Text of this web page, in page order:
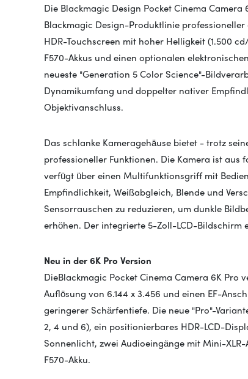
Die Blackmagic Design Pocket Cinema
Blackmagic Design-Produktlinie
HDR-Touchscreen mit hoher Helligkeit (1.500
F570-Akkus und einen optionalen
neueste "Generation 5 Color Science"-
Dynamikumfang und doppelter nativer
Objektivanschluss.
Das schlanke Kameragehäuse bietet - trotz
professioneller Funktionen. Die Kamera ist
verfügt über einen Multifunktionsgriff mit
Empfindlichkeit, Weißabgleich, Blende und
Sensorrauschen zu reduzieren, um dunkle
erhöhen. Der integrierte 5-Zoll-LCD-Bildschirm
Neu in der 6K Pro Version
DieBlackmagic Pocket Cinema Camera 6K Pro
Auflösung von 6.144 x 3.456 und einen EF-
geringerer Schärfentiefe. Die neue "Pro"-
2, 4 und 6), ein positionierbares HDR-LCD-
Sonnenlicht, zwei Audioeingänge mit Mini-
F570-Akku.